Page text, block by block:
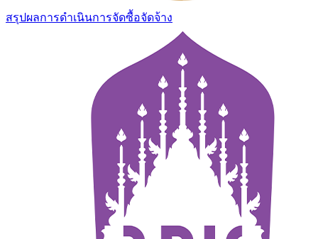
สรุปผลการดำเนินการจัดซื้อจัดจ้าง